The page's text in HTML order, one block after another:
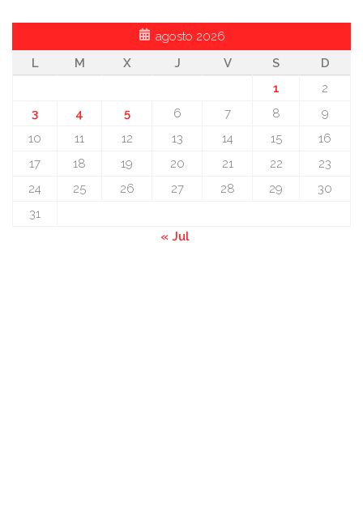
agosto 2026
L
M X J V S
D
1
2
3
4 5 6 7 8
9
10
11 12 13 14 15
16
17
18 19 20 21 22
23
24
25 26 27 28 29
30
31
« Jul